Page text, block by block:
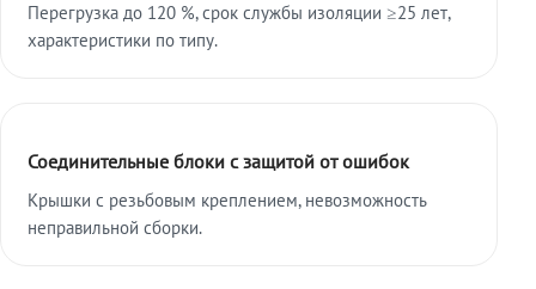
Перегрузка до 120 %, срок службы изоляции ≥25 лет,
характеристики по типу.
Соединительные блоки с защитой от ошибок
Крышки с резьбовым креплением, невозможность
неправильной сборки.